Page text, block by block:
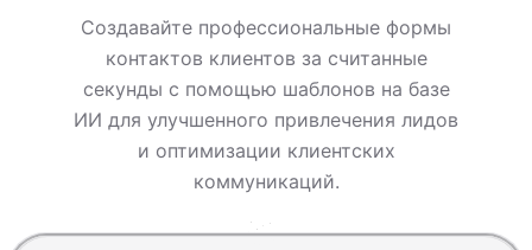
ЦЕНЫ
ВОЙТИ
Создавайте профессиональные формы
контактов клиентов за считанные
секунды с помощью шаблонов на базе
ИИ для улучшенного привлечения лидов
и оптимизации клиентских
коммуникаций.